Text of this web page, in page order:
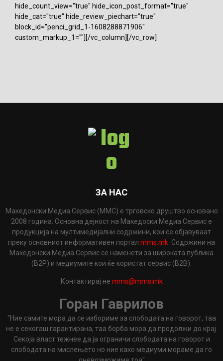
hide_count_view="true" hide_icon_post_format="true"
hide_cat="true" hide_review_piechart="true"
block_id="penci_grid_1-1608288871906"
custom_markup_1=""][/vc_column][/vc_row]
ЗА НАС
Македонски Медиа Сервис (ММС) е трговско друштво основано
2008 година. Основна дејност на Македоски Медиа Сервис е
продукција на мултимедијални содржини, кои се објавуваат
преку основниот информативен портал mms.mk . Содржини на
Македонски Медиа Сервис се наменети за широката публика
(B2P) и медиумите кои ќе користат сервис (B2B).
Контактирај не mms@mms.mk
Горан Гаврилов
"Ние самите мора да се избориме за слободата на говорот, таа
не е секогаш гарантирана, таа борба мора да продолжи до крај.
Секоја власт тежнее да ја ограничи слободата на говорот и
слободата на мислењето но ние како медиуми мораме да го